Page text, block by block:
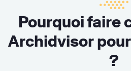
Pourquoi faire
Archidvisor
?